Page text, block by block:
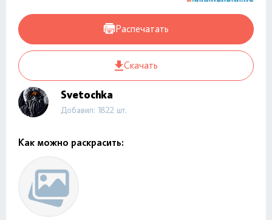
Распечатать
Скачать
Svetochka
Добавил: 1822 шт.
Как можно раскрасить: